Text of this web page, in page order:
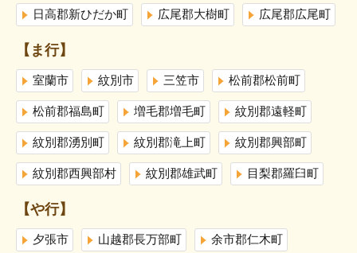
日高郡新ひだか町 広尾郡大樹町 広尾郡広尾町
【ま行】
室蘭市 紋別市 三笠市 松前郡松前町
松前郡福島町 増毛郡増毛町 紋別郡遠軽町
紋別郡湧別町 紋別郡滝上町 紋別郡興部町
紋別郡西興部村 紋別郡雄武町 目梨郡羅臼町
【や行】
夕張市 山越郡長万部町 余市郡仁木町